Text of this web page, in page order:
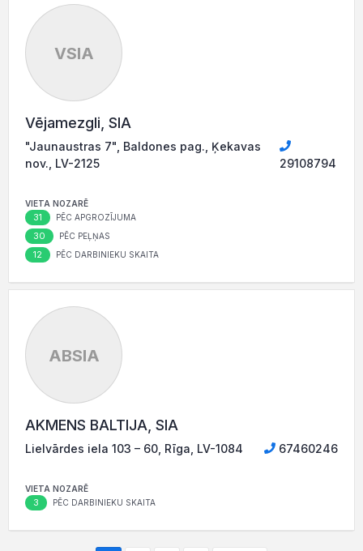
VSIA
Vējamezgli, SIA
"Jaunaustras 7", Baldones pag., Ķekavas
nov., LV-2125
29108794
VIETA NOZARĒ
31 PĒC APGROZĪJUMA
30 PĒC PEĻŅAS
12 PĒC DARBINIEKU SKAITA
ABSIA
AKMENS BALTIJA, SIA
Lielvārdes iela 103 – 60, Rīga, LV-1084 67460246
VIETA NOZARĒ
3 PĒC DARBINIEKU SKAITA